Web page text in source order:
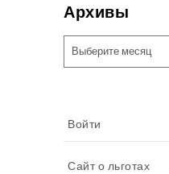
Архивы
Войти
Сайт о льготах